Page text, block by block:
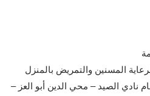
المسنين والتمريض بالمنزل
– أمام نادي الصيد – محي الدين أبو العز –